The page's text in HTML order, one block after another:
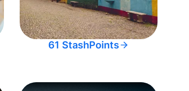
61 StashPoints